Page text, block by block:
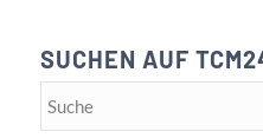
SUCHEN AUF